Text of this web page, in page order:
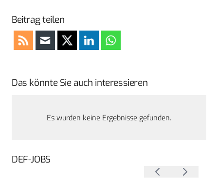
Beitrag teilen
Das könnte Sie auch interessieren
Es wurden keine Ergebnisse gefunden.
DEF-JOBS